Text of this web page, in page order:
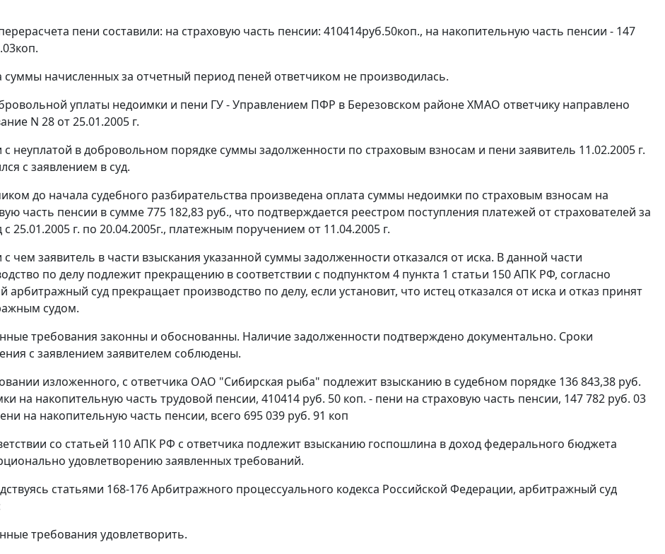
пени составили: на страховую часть пенсии: 410414руб.50коп., на накопительную часть пенсии - 147
суммы начисленных за отчетный период пеней ответчиком не производилась.
уплаты недоимки и пени ГУ - Управлением ПФР в Березовском районе ХМАО ответчику направлено
N 28 от 25.01.2005 г.
с неуплатой в добровольном порядке суммы задолженности по страховым взносам и пени заявитель 11.02.2005 г.
с заявлением в суд.
до начала судебного разбирательства произведена оплата суммы недоимки по страховым взносам на
часть пенсии в сумме 775 182,83 руб., что подтверждается реестром поступления платежей от страхователей за
25.01.2005 г. по 20.04.2005г., платежным поручением от 11.04.2005 г.
с чем заявитель в части взыскания указанной суммы задолженности отказался от иска. В данной части
по делу подлежит прекращению в соответствии с подпунктом 4 пункта 1 статьи 150АПК РФ, согласно
арбитражный суд прекращает производство по делу, если установит, что истец отказался от иска и отказ принят
судом.
требования законны и обоснованны. Наличие задолженности подтверждено документально. Сроки
с заявлением заявителем соблюдены.
изложенного, с ответчика ОАО "Сибирская рыба" подлежит взысканию в судебном порядке 136 843,38 руб.
на накопительную часть трудовой пенсии, 410414 руб. 50 коп. - пени на страховую часть пенсии, 147 782 руб. 03
на накопительную часть пенсии, всего 695 039 руб. 91 коп
со статьей 110АПК РФ с ответчика подлежит взысканию госпошлина в доход федерального бюджета
удовлетворению заявленных требований.
статьями 168-176Арбитражного процессуального кодекса Российской Федерации, арбитражный суд
требования удовлетворить.